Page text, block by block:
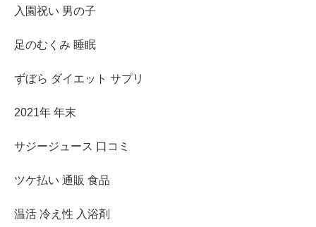
入園祝い 男の子
足のむくみ 睡眠
ずぼら ダイエット サプリ
2021年 年末
サジージュース 口コミ
ツケ払い 通販 食品
温活 冷え性 入浴剤